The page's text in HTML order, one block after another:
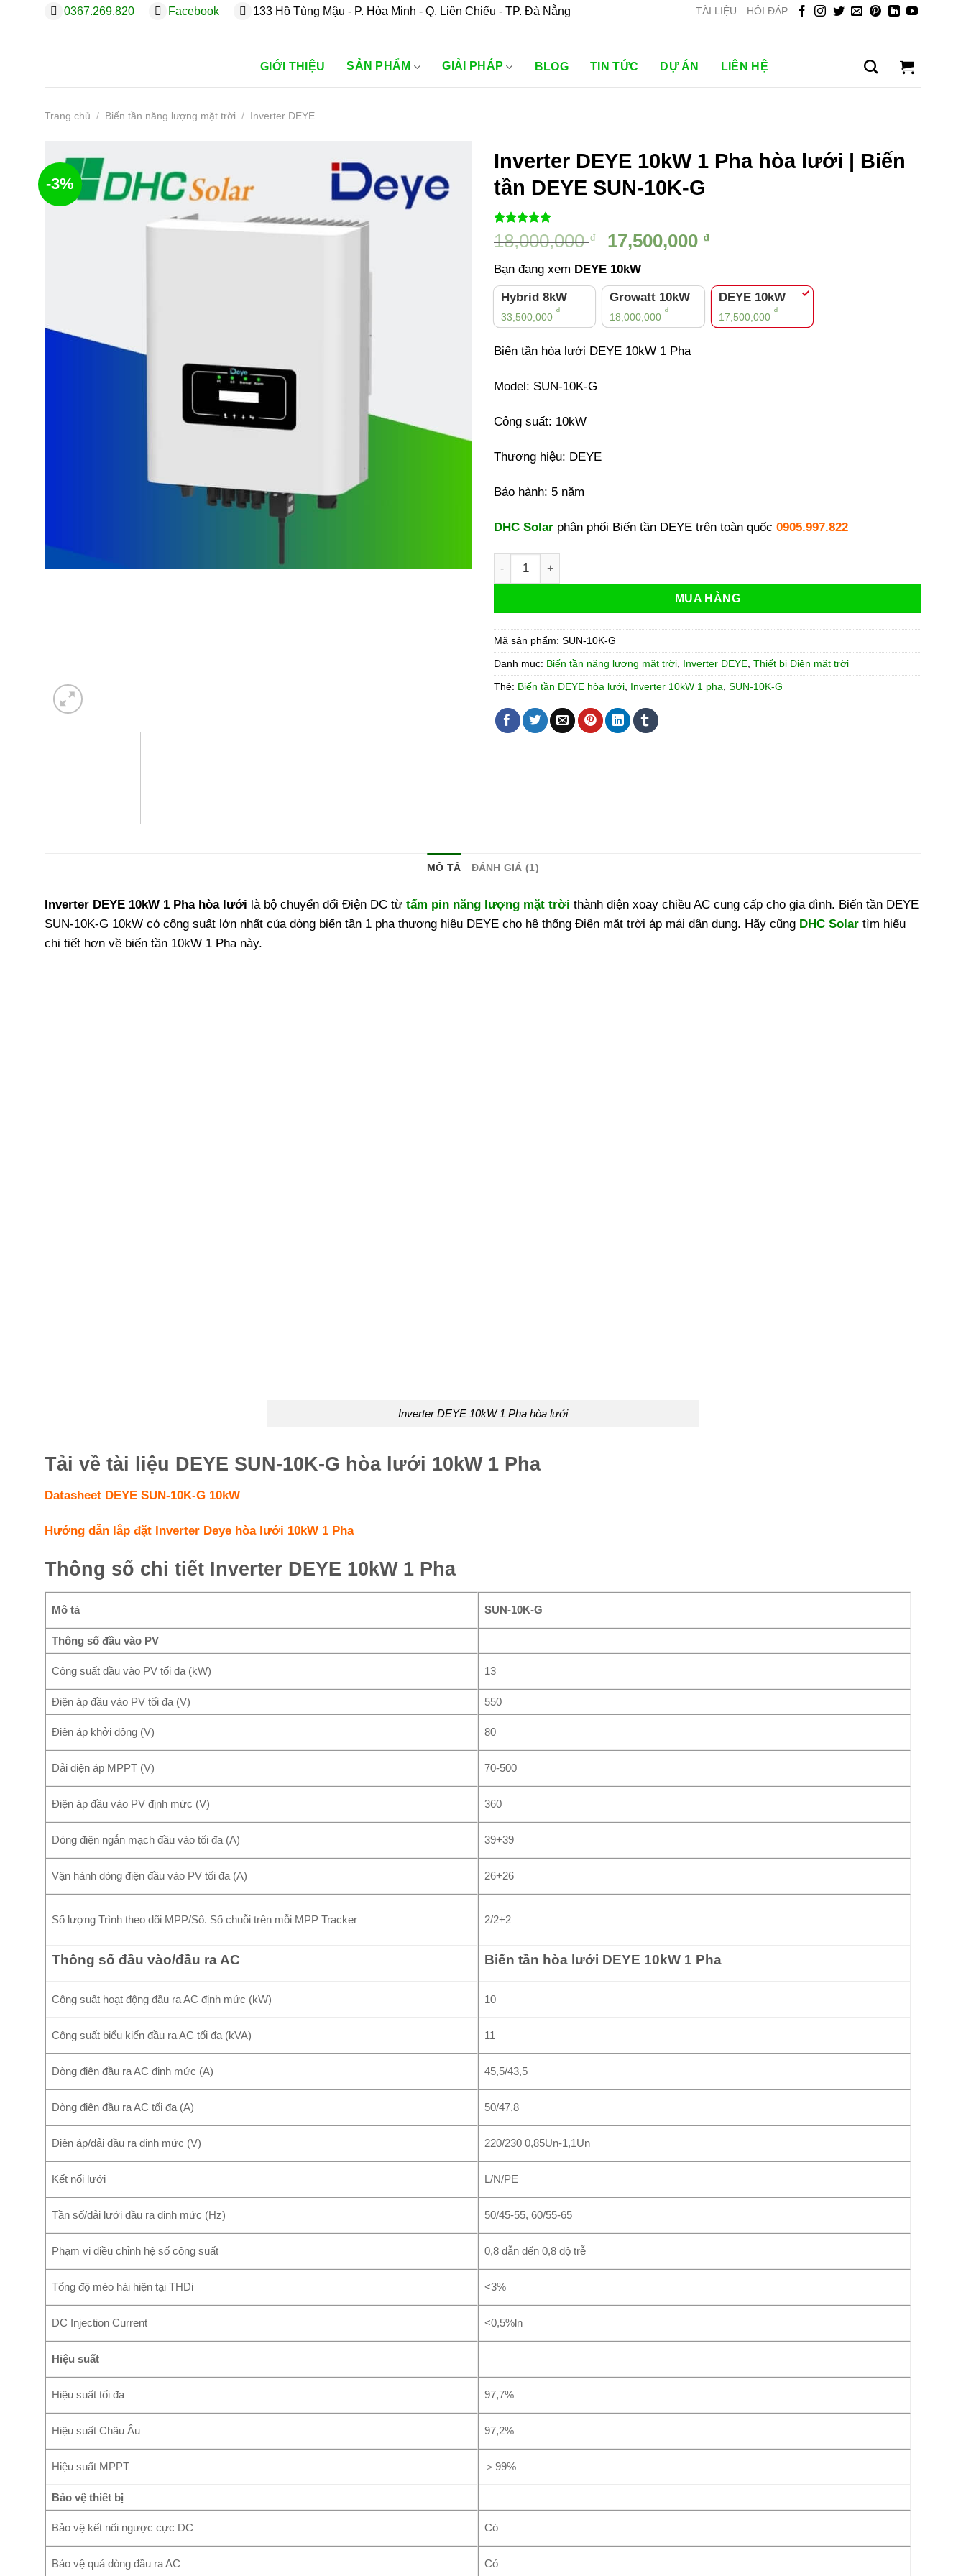
0367.269.820 Facebook 133 Hồ Tùng Mậu - P. Hòa Minh - Q. Liên Chiểu - TP. Đà Nẵng TÀI LIỆU HỎI ĐÁP
GIỚI THIỆU SẢN PHẨM GIẢI PHÁP BLOG TIN TỨC DỰ ÁN LIÊN HỆ
Trang chủ / Biến tần năng lượng mặt trời / Inverter DEYE
-3%
Inverter DEYE 10kW 1 Pha hòa lưới | Biến
tần DEYE SUN-10K-G
5.00 trên 5
dựa trên
1
18,000,000₫
Giá
là:
18,000,000 ₫.
17,500,000 ₫Giá
là:
17,500,000 ₫.
Bạn đang xem DEYE 10kW
Hybrid 8kW
33,500,000
₫
Growatt 10kW
18,000,000
₫
DEYE 10kW
17,500,000
₫
Biến tần hòa lưới DEYE 10kW 1 Pha
Model: SUN-10K-G
Công suất: 10kW
Thương hiệu: DEYE
Bảo hành: 5 năm
DHC Solar phân phối Biến tần DEYE trên toàn quốc 0905.997.822
Inverter DEYE 10kW 1 Pha hòa lưới | Biến tần DEYE SUN-10K-G số lượng
MUA HÀNG
Mã sản phẩm: SUN-10K-G
Danh mục: Biến tần năng lượng mặt trời, Inverter DEYE, Thiết bị Điện mặt trời
Thẻ: Biến tần DEYE hòa lưới, Inverter 10kW 1 pha, SUN-10K-G
MÔ TẢ ĐÁNH GIÁ (1)
Inverter DEYE 10kW 1 Pha hòa lưới là bộ chuyển đổi Điện DC từ tấm pin năng lượng mặt trời thành điện xoay chiều AC cung cấp cho gia đình. Biến tần DEYE
SUN-10K-G 10kW có công suất lớn nhất của dòng biến tần 1 pha thương hiệu DEYE cho hệ thống Điện mặt trời áp mái dân dụng. Hãy cũng DHC Solar tìm hiểu
chi tiết hơn về biến tần 10kW 1 Pha này.
Inverter DEYE 10kW 1 Pha hòa lưới
Tải về tài liệu DEYE SUN-10K-G hòa lưới 10kW 1 Pha
Datasheet DEYE SUN-10K-G 10kW
Hướng dẫn lắp đặt Inverter Deye hòa lưới 10kW 1 Pha
Thông số chi tiết Inverter DEYE 10kW 1 Pha
Mô tả SUN-10K-G
Thông số đầu vào PV
Công suất đầu vào PV tối đa (kW) 13
Điện áp đầu vào PV tối đa (V) 550
Điện áp khởi động (V) 80
Dải điện áp MPPT (V) 70-500
Điện áp đầu vào PV định mức (V) 360
Dòng điện ngắn mạch đầu vào tối đa (A) 39+39
Vận hành dòng điện đầu vào PV tối đa (A) 26+26
Số lượng Trình theo dõi MPP/Số. Số chuỗi trên mỗi MPP Tracker 2/2+2
Thông số đầu vào/đầu ra AC Biến tần hòa lưới DEYE 10kW 1 Pha
Công suất hoạt động đầu ra AC định mức (kW) 10
Công suất biểu kiến ​​đầu ra AC tối đa (kVA) 11
Dòng điện đầu ra AC định mức (A) 45,5/43,5
Dòng điện đầu ra AC tối đa (A) 50/47,8
Điện áp/dải đầu ra định mức (V) 220/230 0,85Un-1,1Un
Kết nối lưới L/N/PE
Tần số/dải lưới đầu ra định mức (Hz) 50/45-55, 60/55-65
Phạm vi điều chỉnh hệ số công suất 0,8 dẫn đến 0,8 độ trễ
Tổng độ méo hài hiện tại THDi <3%
DC Injection Current <0,5%ln
Hiệu suất
Hiệu suất tối đa 97,7%
Hiệu suất Châu Âu 97,2%
Hiệu suất MPPT ＞99%
Bảo vệ thiết bị
Bảo vệ kết nối ngược cực DC Có
Bảo vệ quá dòng đầu ra AC Có